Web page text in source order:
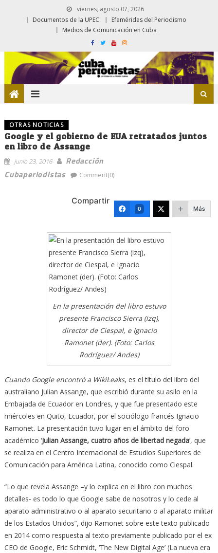
viernes, agosto 07, 2026
Documentos de la UPEC
Efemérides del Periodismo
Medios de Comunicación en Cuba
OTRAS NOTICIAS
Google y el gobierno de EUA retratados juntos
en libro de Assange
junio 23, 2016
Redacción
Cubaperiodistas
Comment(0)
Compartir
0 Más
En la presentación del libro estuvo
presente Francisco Sierra (izq),
director de Ciespal, e Ignacio
Ramonet (der). (Foto: Carlos
Rodríguez/ Andes)
Cuando Google encontró a WikiLeaks, es el título del libro del
australiano Julian Assange, que escribió durante su asilo en la
Embajada de Ecuador en Londres, y que fue presentado este
miércoles en Quito, Ecuador, por el sociólogo francés Ignacio
Ramonet. La presentación tuvo lugar en el ámbito del foro
académico ‘Julian Assange, cuatro años de libertad negada’, que
se realiza en el Centro Internacional de Estudios Superiores de
Comunicación para América Latina, conocido como Ciespal.
“Lo que revela Assange –y lo explica en el libro con muchos
detalles- es todo lo que Google sabe de nosotros y lo cede al
aparato administrativo o al aparato securitario o al aparato militar
de los Estados Unidos”, dijo Ramonet sobre este texto publicado
en 2014 como respuesta al texto previamente publicado por el ex
CEO de Google, Eric Schmidt, ‘The New Digital Age’ (La nueva era